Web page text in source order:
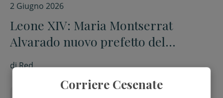
2 Giugno 2026
Leone XIV: Maria Montserrat
Alvarado nuovo prefetto del
Dicastero per la comunicazione
diRed.
Corriere Cesenate